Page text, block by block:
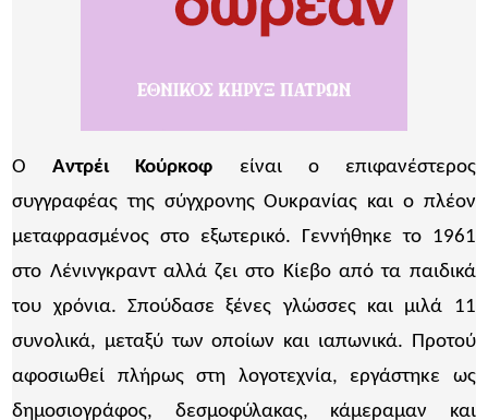
ΟΑντρέι Κούρκοφ είναι ο επιφανέστερος
συγγραφέας της σύγχρονης Ουκρανίας και ο πλέον
μεταφρασμένος στο εξωτερικό. Γεννήθηκε το 1961
στο Λένινγκραντ αλλά ζει στο Κίεβο από τα παιδικά
του χρόνια. Σπούδασε ξένες γλώσσες και μιλά 11
συνολικά, μεταξύ των οποίων και ιαπωνικά. Προτού
αφοσιωθεί πλήρως στη λογοτεχνία, εργάστηκε ως
δημοσιογράφος, δεσμοφύλακας, κάμεραμαν και